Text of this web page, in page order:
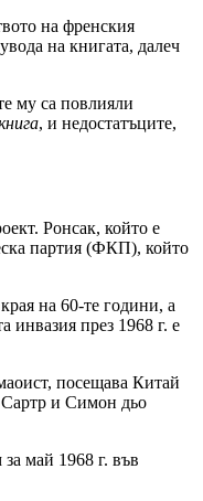
на френския
на книгата, далеч
му са повлияли
, и недостатъците,
Ронсак, който е
партия (ФКП), който
на 60-те години, а
инвазия през 1968 г. е
посещава Китай
и Симон дьо
май 1968 г. във